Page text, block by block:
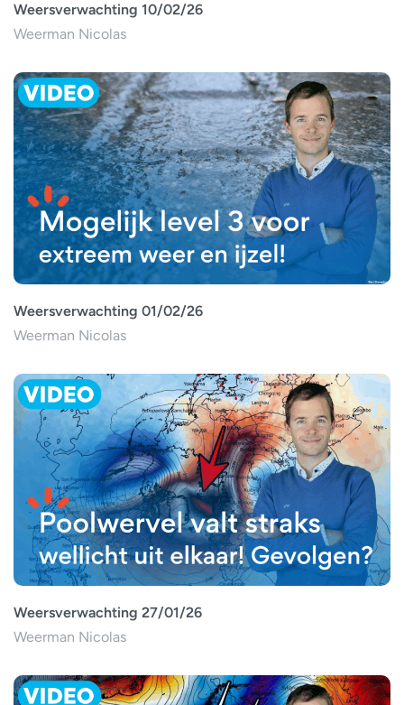
Weersverwachting 10/02/26
Weerman Nicolas
Weersverwachting 01/02/26
Weerman Nicolas
Weersverwachting 27/01/26
Weerman Nicolas